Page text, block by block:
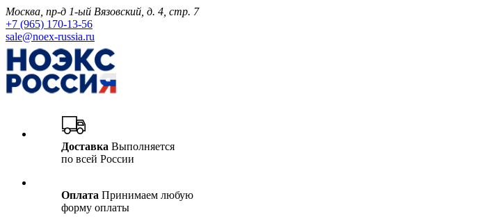
Москва, пр-д 1-ый Вязовский, д. 4, стр. 7
+7 (965) 170-13-56
sale@noex-russia.ru
Доставка Выполняется
по всей России
Оплата Принимаем любую
форму оплаты